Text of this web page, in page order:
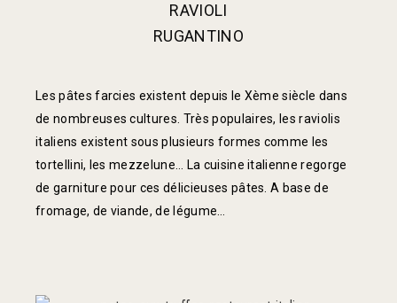
RAVIOLI
RUGANTINO
Les pâtes farcies existent depuis le Xème siècle dans
de nombreuses cultures. Très populaires, les raviolis
italiens existent sous plusieurs formes comme les
tortellini, les mezzelune… La cuisine italienne regorge
de garniture pour ces délicieuses pâtes. A base de
fromage, de viande, de légume…